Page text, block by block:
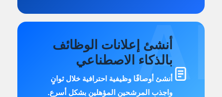
AIأنشئ إعلانات الوظائف
بالذكاء الاصطناعي
أنشئ أوصافًا وظيفية احترافية خلال ثوانٍ
واجذب المرشحين المؤهلين بشكل أسرع.